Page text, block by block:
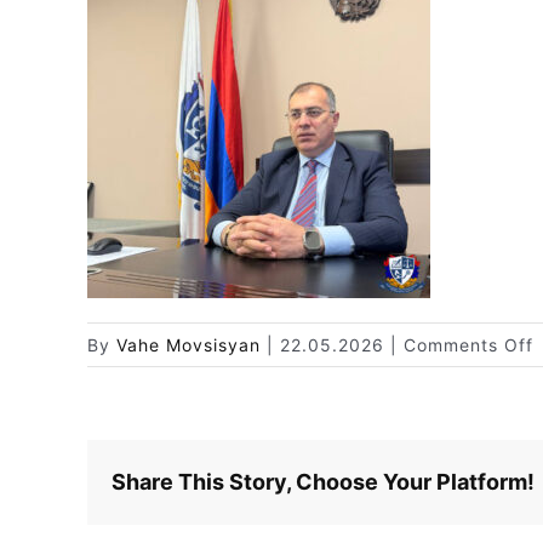
By Vahe Movsisyan 22.05.2026 Comments Off
3
Share This Story, Choose Your Platform!